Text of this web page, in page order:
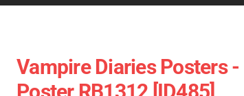
Vampire Diaries Posters